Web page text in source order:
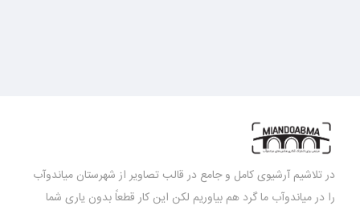
در تلاشیم آرشیوی کامل و جامع در قالب تصاویر از شهرستان میاندوآب
را در میاندوآب ما گرد هم بیاوریم لکن این کار قطعاً بدون یاری شما